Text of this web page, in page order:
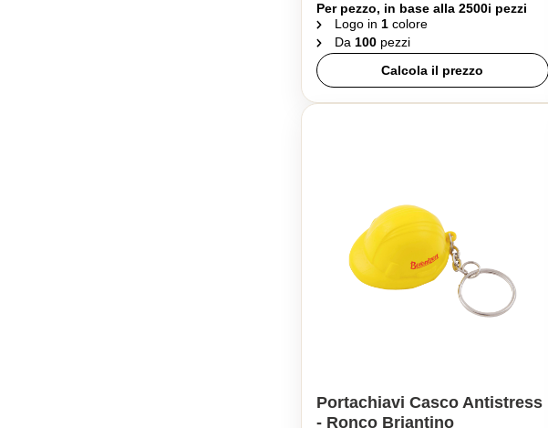
Per pezzo, in base alla 2500i pezzi
Logo in 1 colore
Da 100 pezzi
Calcola il prezzo
Portachiavi Casco Antistress
- Ronco Briantino